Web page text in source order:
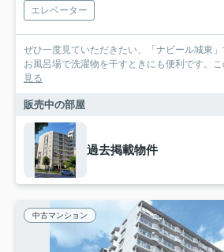
エレベーター
ぜひ一度見ていただきたい、「ナビール城東
お風呂場で洗濯物を干すときにも便利です。こ
見る
販売中の部屋
過去掲載物件
中古マンション